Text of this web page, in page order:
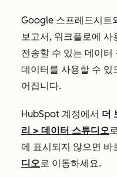
Google 스프레드시트
보고서, 워크플로에 사
전송할 수 있는 데이터
데이터를 사용할 수 있
어집니다.
HubSpot 계정에서 더
리 > 데이터 스튜디오
에 표시되지 않으면 바
디오로 이동하세요.